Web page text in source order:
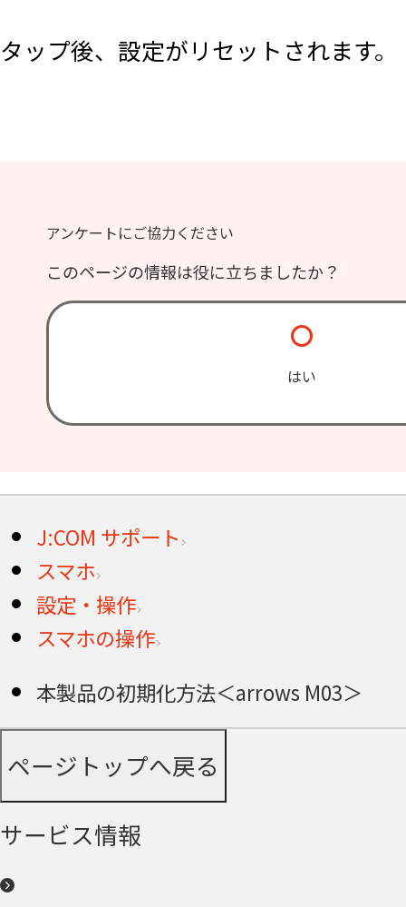
タップ後、設定がリセットされます。
アンケートにご協力ください
このページの情報は役に立ちましたか？
はい
J:COM サポート
スマホ
設定・操作
スマホの操作
本製品の初期化方法＜arrows M03＞
ページトップへ戻る
サービス情報